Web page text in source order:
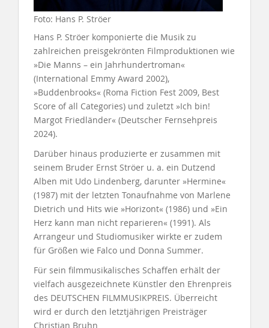
Foto: Hans P. Ströer
Hans P. Ströer komponierte die Musik zu
zahlreichen preisgekrönten Filmproduktionen wie
»Die Manns – ein Jahrhundertroman«
(International Emmy Award 2002),
»Buddenbrooks« (Roma Fiction Fest 2009, Best
Score of all Categories) und zuletzt »Ich bin!
Margot Friedländer« (Deutscher Fernsehpreis
2024).
Darüber hinaus produzierte er zusammen mit
seinem Bruder Ernst Ströer u. a. ein Dutzend
Alben mit Udo Lindenberg, darunter »Hermine«
(1987) mit der letzten Tonaufnahme von Marlene
Dietrich und Hits wie »Horizont« (1986) und »Ein
Herz kann man nicht reparieren« (1991). Als
Arrangeur und Studiomusiker wirkte er zudem
für Größen wie Falco und Donna Summer.
Für sein filmmusikalisches Schaffen erhält der
vielfach ausgezeichnete Künstler den Ehrenpreis
des DEUTSCHEN FILMMUSIKPREIS. Überreicht
wird er durch den letztjährigen Preisträger
Christian Bruhn